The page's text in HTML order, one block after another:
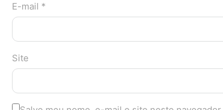
E-mail *
Site